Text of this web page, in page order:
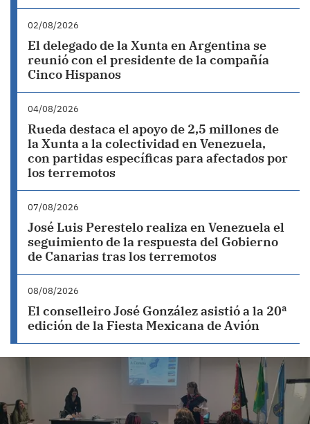
02/08/2026
El delegado de la Xunta en Argentina se
reunió con el presidente de la compañía
Cinco Hispanos
04/08/2026
Rueda destaca el apoyo de 2,5 millones de
la Xunta a la colectividad en Venezuela,
con partidas específicas para afectados por
los terremotos
07/08/2026
José Luis Perestelo realiza en Venezuela el
seguimiento de la respuesta del Gobierno
de Canarias tras los terremotos
08/08/2026
El conselleiro José González asistió a la 20ª
edición de la Fiesta Mexicana de Avión